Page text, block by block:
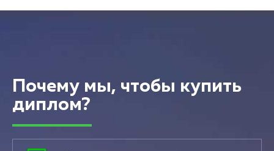
Почему мы, чтобы купить
диплом?